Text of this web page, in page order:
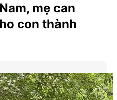
mẹ can
con thành